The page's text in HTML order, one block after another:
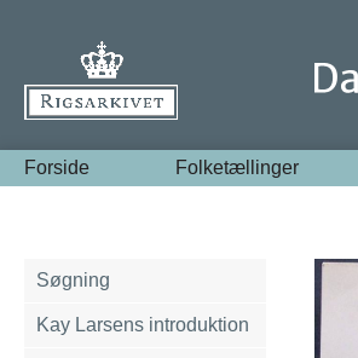
Forside Folketællinger
Søgning
Kay Larsens introduktion